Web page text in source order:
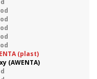
(plast)
(AWENTA)